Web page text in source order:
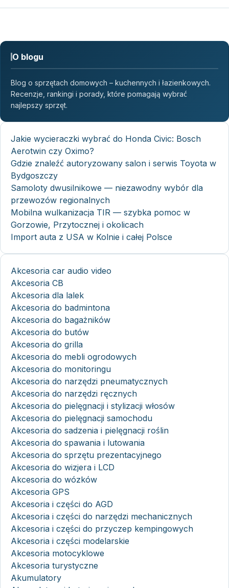
O blogu
Blog o sprzętach domowych – kuchennych i łazienkowych.
Recenzje, rankingi i porady, które pomagają wybrać
najlepszy sprzęt.
Jakie wycieraczki wybrać do Honda Civic: Bosch
Aerotwin czy Oximo?
Gdzie znaleźć autoryzowany salon i serwis Toyota w
Bydgoszczy
Samoloty dwusilnikowe — niezawodny wybór dla
przewozów regionalnych
Mobilna wulkanizacja TIR — szybka pomoc w
Gorzowie, Przytocznej i okolicach
Import auta z USA w Kolnie i całej Polsce
Akcesoria car audio video
Akcesoria CB
Akcesoria dla lalek
Akcesoria do badmintona
Akcesoria do bagażników
Akcesoria do butów
Akcesoria do grilla
Akcesoria do mebli ogrodowych
Akcesoria do monitoringu
Akcesoria do narzędzi pneumatycznych
Akcesoria do narzędzi ręcznych
Akcesoria do pielęgnacji i stylizacji włosów
Akcesoria do pielęgnacji samochodu
Akcesoria do sadzenia i pielęgnacji roślin
Akcesoria do spawania i lutowania
Akcesoria do sprzętu prezentacyjnego
Akcesoria do wizjera i LCD
Akcesoria do wózków
Akcesoria GPS
Akcesoria i części do AGD
Akcesoria i części do narzędzi mechanicznych
Akcesoria i części do przyczep kempingowych
Akcesoria i części modelarskie
Akcesoria motocyklowe
Akcesoria turystyczne
Akumulatory